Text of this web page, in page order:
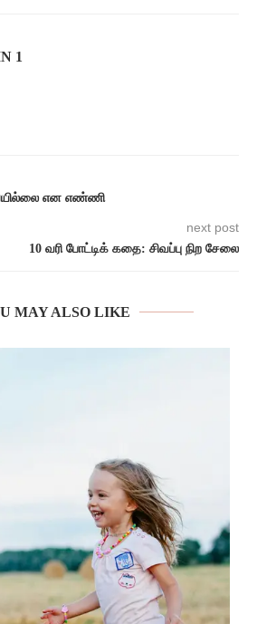
1
என எண்ணி
next post
10 வரி போட்டிக் கதை: சிவப்பு நிற சேலை
MAY ALSO LIKE